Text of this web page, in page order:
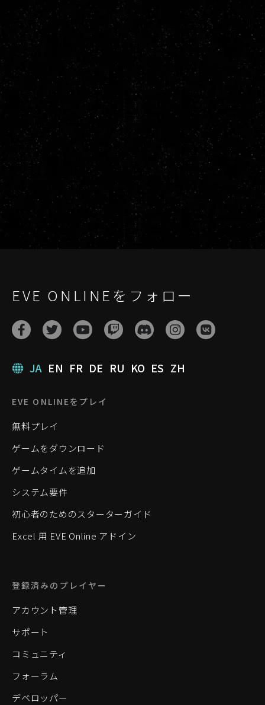
EVE ONLINEをフォロー
JA EN FR DE RU KO ES ZH
EVE ONLINEをプレイ
無料プレイ
ゲームをダウンロード
ゲームタイムを追加
システム要件
初心者のためのスターターガイド
Excel 用 EVE Online アドイン
登録済みのプレイヤー
アカウント管理
サポート
コミュニティ
フォーラム
デベロッパー